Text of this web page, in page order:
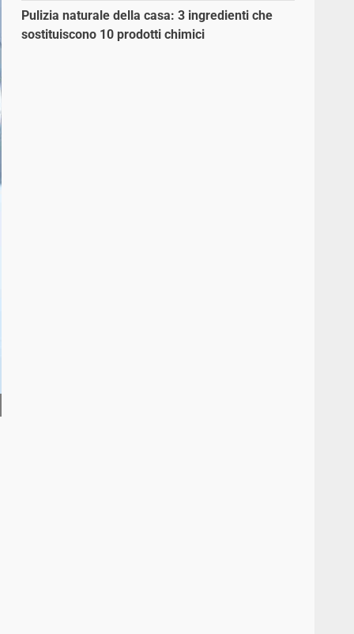
Pulizia naturale della casa: 3 ingredienti che
sostituiscono 10 prodotti chimici